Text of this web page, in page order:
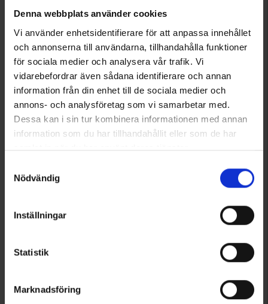
Denna webbplats använder cookies
Vi använder enhetsidentifierare för att anpassa innehållet
och annonserna till användarna, tillhandahålla funktioner
för sociala medier och analysera vår trafik. Vi
vidarebefordrar även sådana identifierare och annan
information från din enhet till de sociala medier och
annons- och analysföretag som vi samarbetar med.
Dessa kan i sin tur kombinera informationen med annan
information som du har tillhandahållit eller som de har
samlat in när du har använt deras tjänster.
Nödvändig
Inställningar
Statistik
Marknadsföring
Nilkkasukat Bambu 3-pakkaus
Alk.3,95 €
Sukat Coolmax® Harmaa
Alk.6,50 €
Arvio:
6781
4.3 5:sta tähdestä